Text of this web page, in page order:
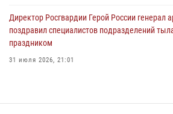
Директор Росгвардии Герой России генерал
поздравил специалистов подразделений
праздником
31 июля 2026, 21:01